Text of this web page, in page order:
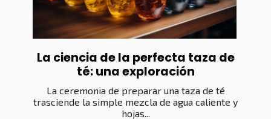
La ciencia de la perfecta taza de
té: una exploración
La ceremonia de preparar una taza de té
trasciende la simple mezcla de agua caliente y
hojas...